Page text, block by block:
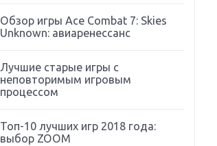
Обзор игры Ace Combat 7: Skies
Unknown: авиаренессанс
Лучшие старые игры с
неповторимым игровым
процессом
Топ-10 лучших игр 2018 года:
выбор ZOOM